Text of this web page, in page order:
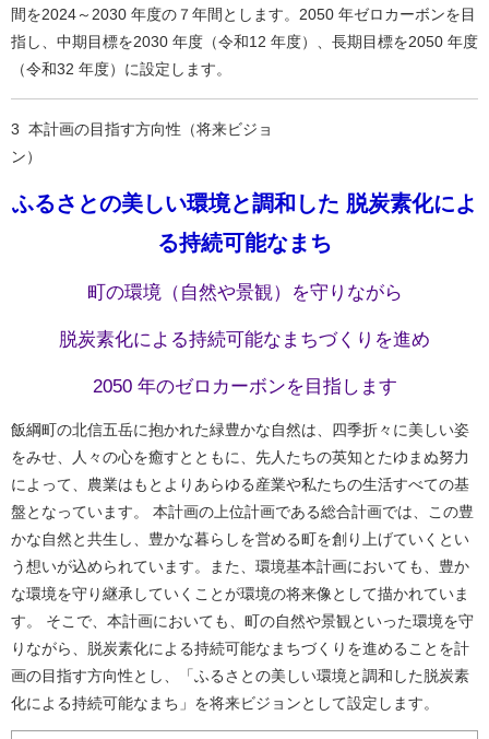
間を2024～2030 年度の７年間とします。2050 年ゼロカーボンを目
指し、中期目標を2030 年度（令和12 年度）、長期目標を2050 年度
（令和32 年度）に設定します。
3 本計画の目指す方向性（将来ビジョ
ふるさとの美しい環境と調和した 脱炭素化によ
る持続可能なまち
町の環境（自然や景観）を守りながら
脱炭素化による持続可能なまちづくりを進め
2050 年のゼロカーボンを目指します
飯綱町の北信五岳に抱かれた緑豊かな自然は、四季折々に美しい姿
をみせ、人々の心を癒すとともに、先人たちの英知とたゆまぬ努力
によって、農業はもとよりあらゆる産業や私たちの生活すべての基
盤となっています。 本計画の上位計画である総合計画では、この豊
かな自然と共生し、豊かな暮らしを営める町を創り上げていくとい
う想いが込められています。また、環境基本計画においても、豊か
な環境を守り継承していくことが環境の将来像として描かれていま
す。 そこで、本計画においても、町の自然や景観といった環境を守
りながら、脱炭素化による持続可能なまちづくりを進めることを計
画の目指す方向性とし、「ふるさとの美しい環境と調和した脱炭素
化による持続可能なまち」を将来ビジョンとして設定します。